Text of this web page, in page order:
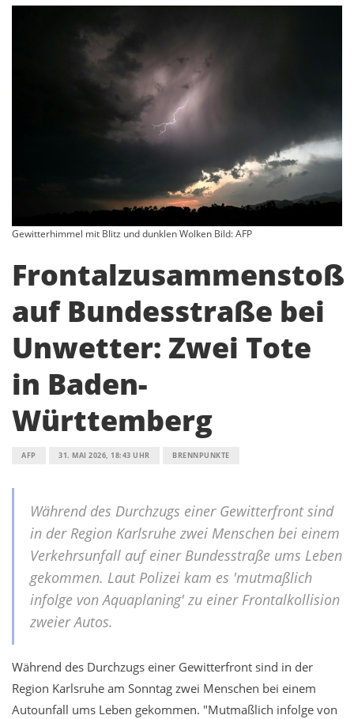
Gewitterhimmel mit Blitz und dunklen Wolken Bild: AFP
Frontalzusammenstoß
auf Bundesstraße bei
Unwetter: Zwei Tote
in Baden-
Württemberg
AFP 31. MAI 2026, 18:43 UHR BRENNPUNKTE
Während des Durchzugs einer Gewitterfront sind
in der Region Karlsruhe zwei Menschen bei einem
Verkehrsunfall auf einer Bundesstraße ums Leben
gekommen. Laut Polizei kam es 'mutmaßlich
infolge von Aquaplaning' zu einer Frontalkollision
zweier Autos.
Während des Durchzugs einer Gewitterfront sind in der
Region Karlsruhe am Sonntag zwei Menschen bei einem
Autounfall ums Leben gekommen. "Mutmaßlich infolge von